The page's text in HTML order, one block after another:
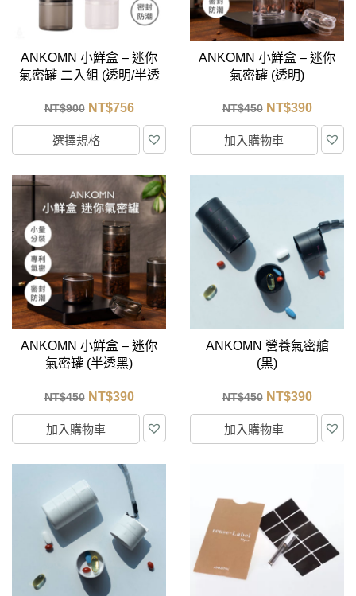
ANKOMN 小鮮盒 – 迷你
氣密罐 二入組 (透明/半透
NT$900 NT$756
選擇規格
ANKOMN 小鮮盒 – 迷你
氣密罐 (透明)
NT$450 NT$390
加入購物車
ANKOMN 小鮮盒 – 迷你
氣密罐 (半透黑)
NT$450 NT$390
加入購物車
ANKOMN 營養氣密艙
(黑)
NT$450 NT$390
加入購物車